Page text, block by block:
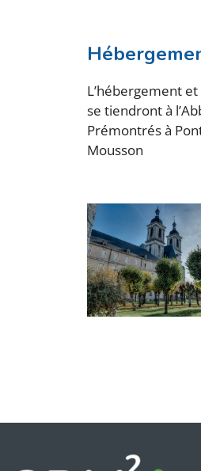
L’hébergement
se tiendront à
Prémontrés à
Mousson